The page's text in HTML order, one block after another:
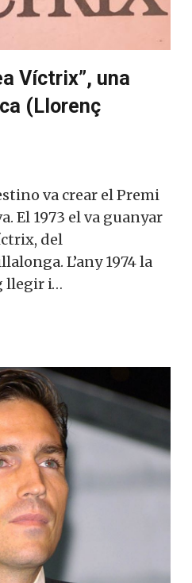
Víctrix”, una
(Llorenç
va crear el Premi
El 1973 el va guanyar
del
L’any 1974 la
llegir i…